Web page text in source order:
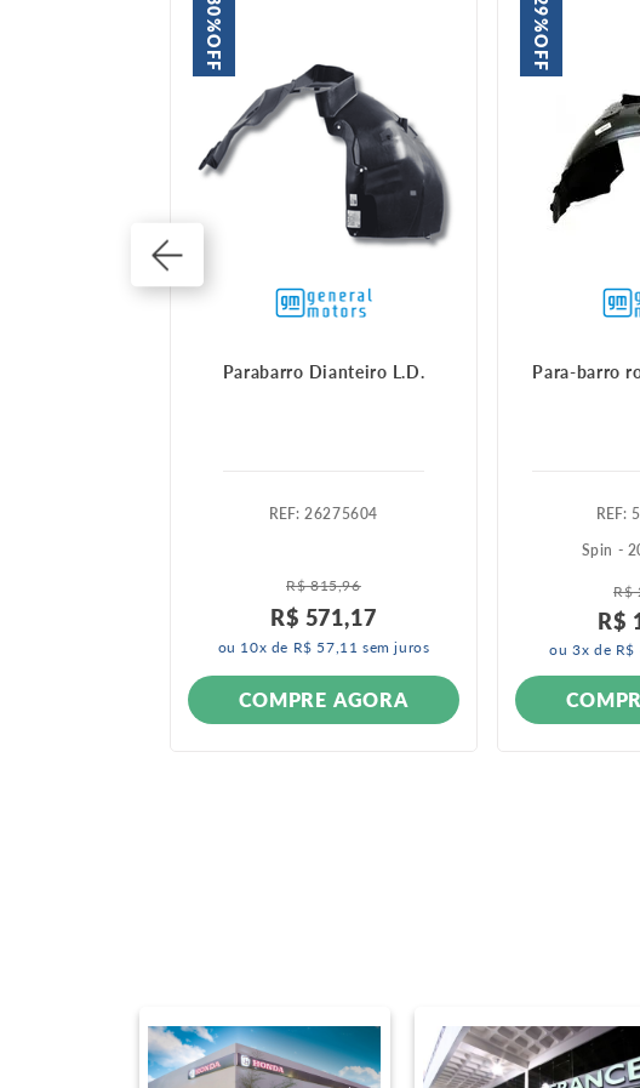
30%
OFF
Parabarro Dianteiro L.D.
:26275604
R$ 815,96
R$ 571,17
ou 10x de R$ 57,11 sem juros
COMPRE AGORA
29%
OFF
Para-barro
:
Spin -
R$
R$
ou3x de R$